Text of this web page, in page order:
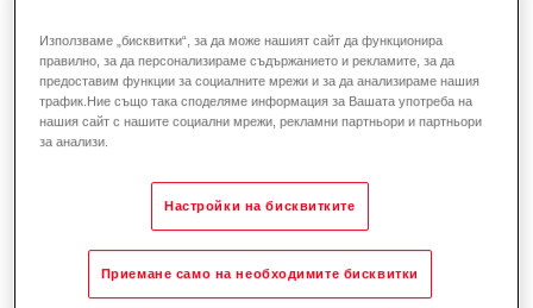
изкуствени водни среди и влажни зони
е известната бактерия
„Legionella pneumophila“. Тя може да бъде
както в морета, така и при влажна почва,
мъх, дървени стърготини, дори и във
водоснабдителните системи на сгради.
Бактериите от групата Легионела са били
Използваме „бисквитки“, за да може нашият сайт да функционира
правилно, за да персонализираме съдържанието и рекламите, за да
предоставим функции за социалните мрежи и за да анализираме нашия
трафик.Ние също така споделяме информация за Вашата употреба на
нашия сайт с нашите социални мрежи, рекламни партньори и партньори
за анализи.
Настройки на бисквитките
Приемане само на необходимите бисквитки